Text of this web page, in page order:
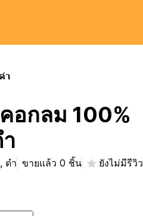
ำ
อกลม 100%
ดำ ขายแล้ว 0 ชิ้น ยังไม่มีรีวิว